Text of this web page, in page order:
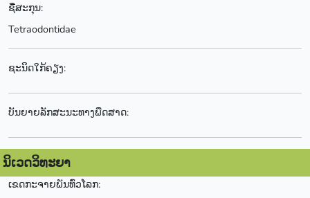
ຊື່ສະກຸນ:
Tetraodontidae
ຊະນິດໃກ້ຄຽງ:
ບັນຍາຍລັກສະນະທາງພືດສາດ:
ນິເວດວິທະຍາ
ເຂດກະຈາຍພັນທົ່ວໂລກ: